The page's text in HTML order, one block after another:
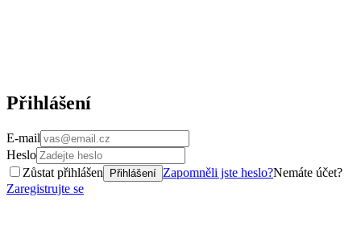
Přihlášení
E-mail
Heslo
Zůstat přihlášen
Přihlášení Zapomněli jste heslo?Nemáte účet?
Zaregistrujte se